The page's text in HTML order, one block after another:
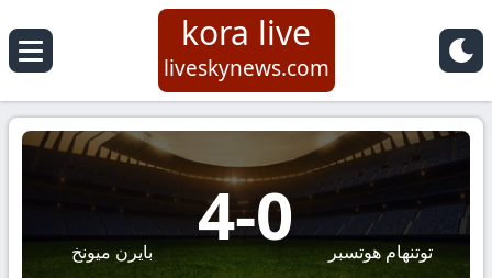
kora live
liveskynews.com
بايرن ميونخ 4-0 توتنهام هوتسبر